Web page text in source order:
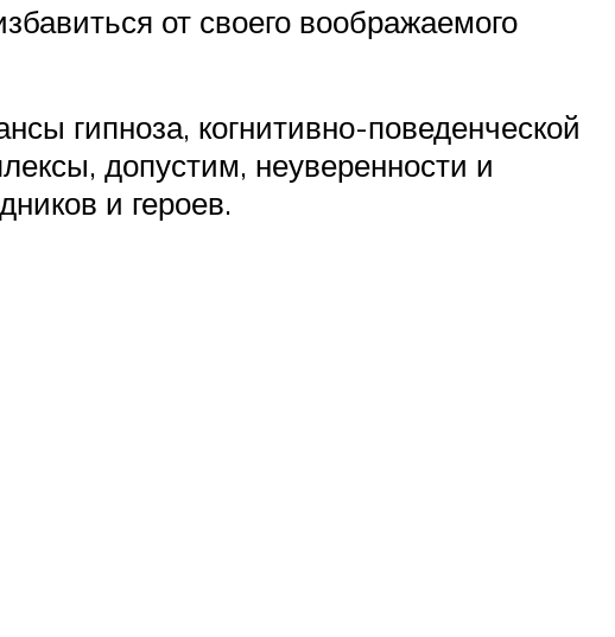
от своего воображаемого
гипноза, когнитивно-поведенческой
допустим, неуверенности и
и героев.